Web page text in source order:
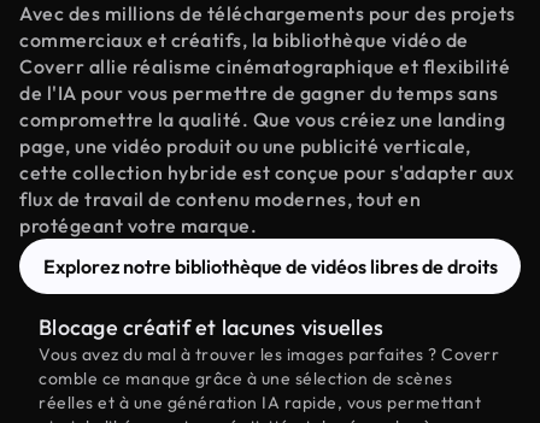
Avec des millions de téléchargements pour des projets
commerciaux et créatifs, la bibliothèque vidéo de
Coverr allie réalisme cinématographique et flexibilité
de l'IA pour vous permettre de gagner du temps sans
compromettre la qualité. Que vous créiez une landing
page, une vidéo produit ou une publicité verticale,
cette collection hybride est conçue pour s'adapter aux
flux de travail de contenu modernes, tout en
protégeant votre marque.
Explorez notre bibliothèque de vidéos libres de droits
Blocage créatif et lacunes visuelles
Vous avez du mal à trouver les images parfaites ? Coverr
comble ce manque grâce à une sélection de scènes
réelles et à une génération IA rapide, vous permettant